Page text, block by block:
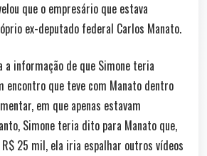
que o empresário que estava
ex-deputado federal Carlos Manato.
a informação de que Simone teria
encontro que teve com Manato dentro
em que apenas estavam
Simone teria dito para Manato que,
25 mil, ela iria espalhar outros vídeos